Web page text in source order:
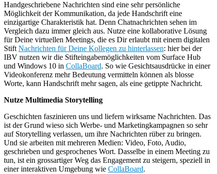
Handgeschriebene Nachrichten sind eine sehr persönliche
Möglichkeit der Kommunikation, da jede Handschrift eine
einzigartige Charakteristik hat. Denn Chatnachrichten sehen im
Vergleich dazu immer gleich aus. Nutze eine kollaborative Lösung
für Deine virtuellen Meetings, die es Dir erlaubt mit einem digitalen
Stift Nachrichten für Deine Kollegen zu hinterlassen: hier bei der
IBV nutzen wir die Stifteingabemöglichkeiten vom Surface Hub
und Windows 10 in CollaBoard. So wie Gesichtsausdrücke in einer
Videokonferenz mehr Bedeutung vermitteln können als blosse
Worte, kann Handschrift mehr sagen, als eine getippte Nachricht.
Nutze Multimedia Storytelling
Geschichten faszinieren uns und liefern wirksame Nachrichten. Das
ist der Grund wieso sich Werbe- und Marketingkampagnen so sehr
auf Storytelling verlassen, um ihre Nachrichten rüber zu bringen.
Und sie arbeiten mit mehreren Medien: Video, Foto, Audio,
geschrieben und gesprochenes Wort. Dasselbe in einem Meeting zu
tun, ist ein grossartiger Weg das Engagement zu steigern, speziell in
einer interaktiven Umgebung wie CollaBoard.